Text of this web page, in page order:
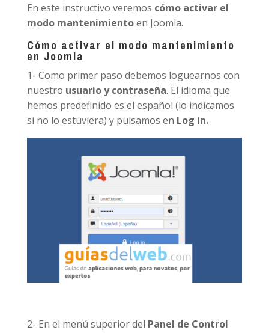
En este instructivo veremos cómo activar el
modo mantenimientoen Joomla.
Cómo activar el modo mantenimiento
en Joomla
1- Como primer paso debemos loguearnos con
nuestro usuario y contraseña. El idioma que
hemos predefinido es el español (lo indicamos
si no lo estuviera) y pulsamos en Log in.
2- En el menú superior del Panel de Control